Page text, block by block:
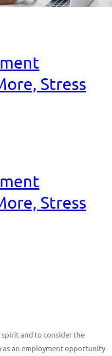
Stress
Stress
and to consider the
an employment opportunity